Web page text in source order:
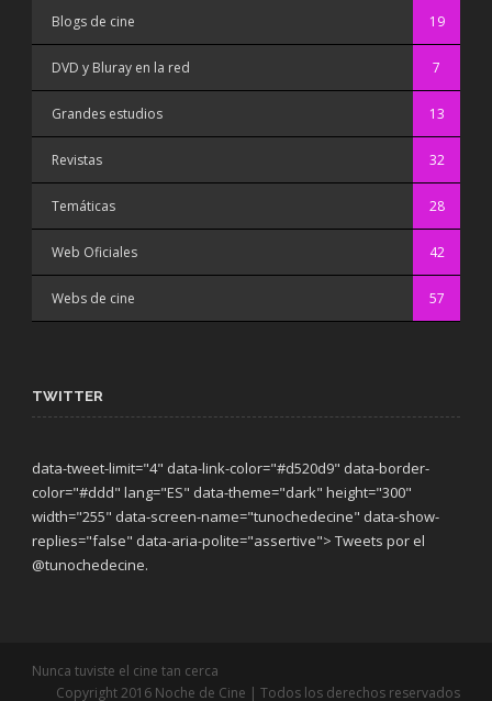
Blogs de cine 19
DVD y Bluray en la red 7
Grandes estudios 13
Revistas 32
Temáticas 28
Web Oficiales 42
Webs de cine 57
TWITTER
data-tweet-limit="4" data-link-color="#d520d9" data-border-
color="#ddd" lang="ES" data-theme="dark" height="300"
width="255" data-screen-name="tunochedecine" data-show-
replies="false" data-aria-polite="assertive"> Tweets por el
@tunochedecine.
Nunca tuviste el cine tan cerca
Copyright 2016 Noche de Cine | Todos los derechos reservados